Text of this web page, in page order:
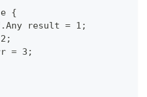
{
result = 1;
= 3;